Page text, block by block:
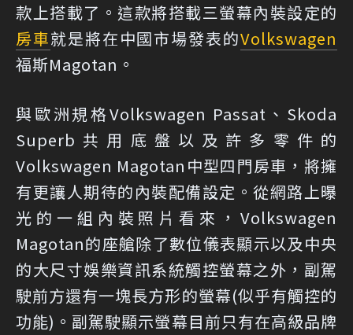
款上搭載了。這款將搭載三螢幕內裝設定的
房車就是將在中國市場發表的Volkswagen
福斯Magotan。
與歐洲規格Volkswagen Passat、Skoda
Superb共用底盤以及許多零件的
Volkswagen Magotan中型四門房車，將擁
有更讓人期待的內裝配備設定。從網路上曝
光的一組內裝照片看來，Volkswagen
Magotan的座艙除了數位儀表顯示以及中央
的大尺寸娛樂資訊系統觸控螢幕之外，副駕
駛前方還有一塊長方形的螢幕(似乎有觸控的
功能)。副駕駛顯示螢幕目前只有在高級品牌